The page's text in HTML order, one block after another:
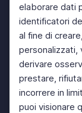
elaborare dati
identificatori
al fine di
personalizzati,
derivare
prestare,
incorrere in
puoi visionare